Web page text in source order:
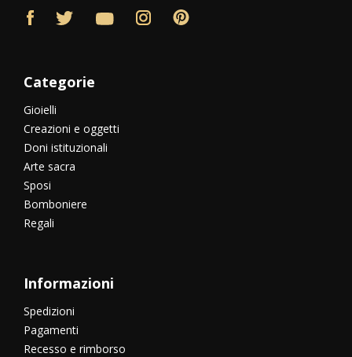
Categorie
Gioielli
Creazioni e oggetti
Doni istituzionali
Arte sacra
Sposi
Bomboniere
Regali
Informazioni
Spedizioni
Pagamenti
Recesso e rimborso